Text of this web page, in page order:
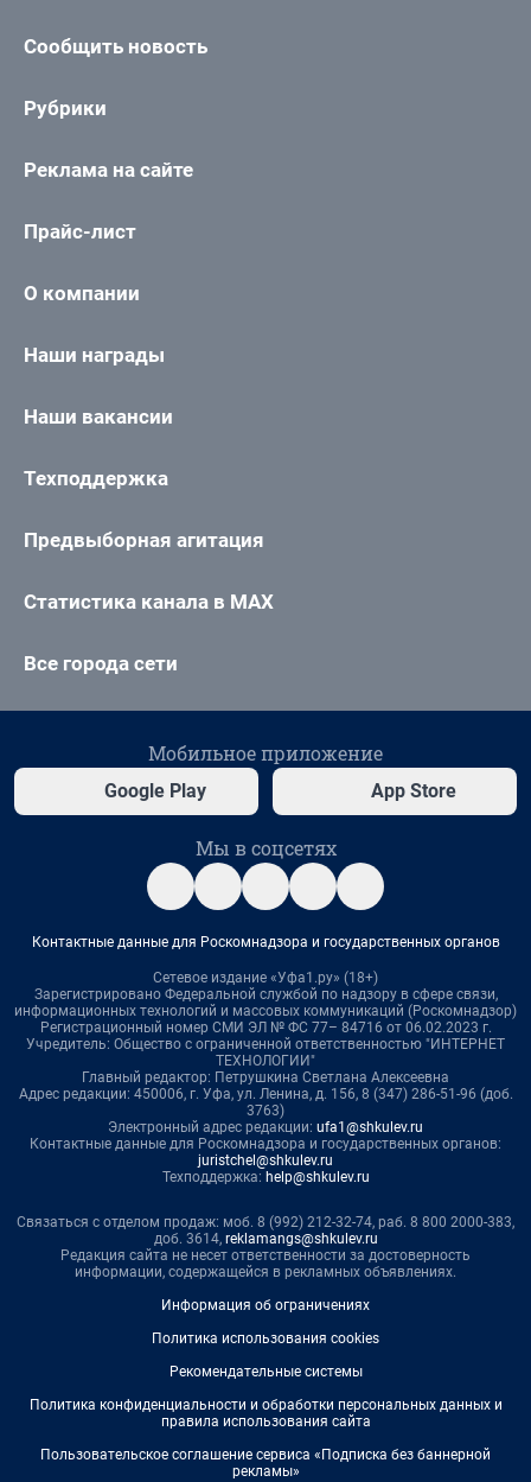
Сообщить новость
Рубрики
Реклама на сайте
Прайс-лист
О компании
Наши награды
Наши вакансии
Техподдержка
Предвыборная агитация
Статистика канала в MAX
Все города сети
Мобильное приложение
Google Play App Store
Мы в соцсетях
Контактные данные для Роскомнадзора и государственных органов
Сетевое издание «Уфа1.ру» (18+)
Зарегистрировано Федеральной службой по надзору в сфере связи,
информационных технологий и массовых коммуникаций (Роскомнадзор)
Регистрационный номер СМИ ЭЛ № ФС 77– 84716 от 06.02.2023 г.
Учредитель: Общество с ограниченной ответственностью "ИНТЕРНЕТ
ТЕХНОЛОГИИ"
Главный редактор: Петрушкина Светлана Алексеевна
Адрес редакции: 450006, г. Уфа, ул. Ленина, д. 156, 8 (347) 286-51-96 (доб.
3763)
Электронный адрес редакции: ufa1@shkulev.ru
Контактные данные для Роскомнадзора и государственных органов:
juristchel@shkulev.ru
Техподдержка: help@shkulev.ru
Связаться с отделом продаж: моб. 8 (992) 212-32-74, раб. 8 800 2000-383,
доб. 3614, reklamangs@shkulev.ru
Редакция сайта не несет ответственности за достоверность
информации, содержащейся в рекламных объявлениях.
Информация об ограничениях
Политика использования cookies
Рекомендательные системы
Политика конфиденциальности и обработки персональных данных и
правила использования сайта
Пользовательское соглашение сервиса «Подписка без баннерной
рекламы»